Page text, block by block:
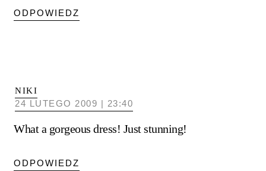
ODPOWIEDZ
NIKI
24 LUTEGO 2009 | 23:40
What a gorgeous dress! Just stunning!
ODPOWIEDZ